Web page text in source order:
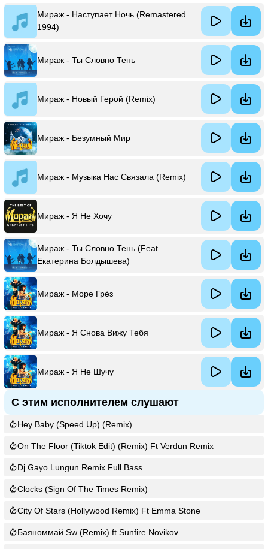
Мираж - Наступает Ночь (Remastered
1994)
Мираж - Ты Словно Тень
Мираж - Новый Герой (Remix)
Мираж - Безумный Мир
Мираж - Музыка Нас Связала (Remix)
Мираж - Я Не Хочу
Мираж - Ты Словно Тень (Feat.
Екатерина Болдышева)
Мираж - Море Грёз
Мираж - Я Снова Вижу Тебя
Мираж - Я Не Шучу
С этим исполнителем слушают
Hey Baby (Speed Up) (Remix)
On The Floor (Tiktok Edit) (Remix) Ft Verdun Remix
Dj Gayo Lungun Remix Full Bass
Clocks (Sign Of The Times Remix)
City Of Stars (Hollywood Remix) Ft Emma Stone
Баяноммай Sw (Remix) ft Sunfire Novikov